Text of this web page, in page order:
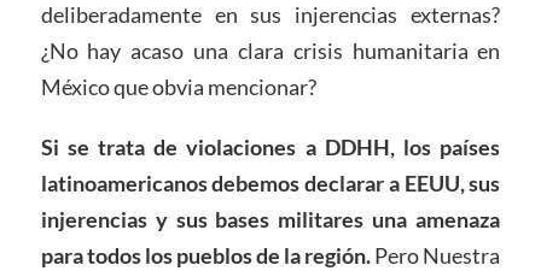
deliberadamente en sus injerencias externas?
¿No hay acaso una clara crisis humanitaria en
México que obvia mencionar?
Si se trata de violaciones a DDHH, los países
latinoamericanos debemos declarar a EEUU, sus
injerencias y sus bases militares una amenaza
para todos los pueblos de la región.Pero Nuestra